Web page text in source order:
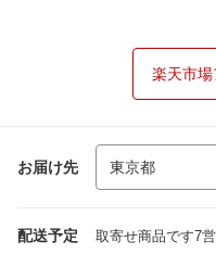
楽天市
お届け先
配送予定 取寄せ商品です7